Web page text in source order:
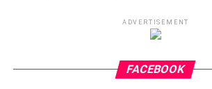
ADVERTISEMENT
FACEBOOK